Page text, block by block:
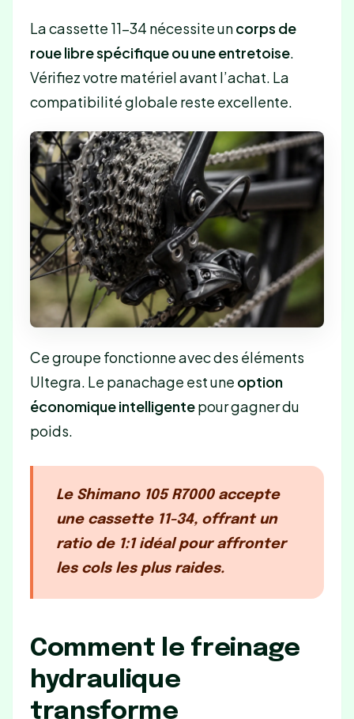
La cassette 11-34 nécessite uncorps de
roue libre spécifique ou une entretoise.
Vérifiez votre matériel avant l’achat. La
compatibilité globale reste excellente.
Ce groupe fonctionne avec des éléments
Ultegra. Le panachage est une option
économique intelligentepour gagner du
poids.
Le Shimano 105 R7000 accepte
une cassette 11-34, offrant un
ratio de 1:1 idéal pour affronter
les cols les plus raides.
Comment le freinage
hydraulique
transforme